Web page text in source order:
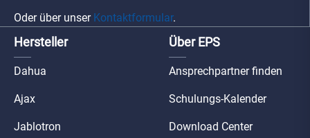
Oder über unser Kontaktformular.
Hersteller
Dahua
Ajax
Jablotron
Über EPS
Ansprechpartner finden
Schulungs-Kalender
Download Center